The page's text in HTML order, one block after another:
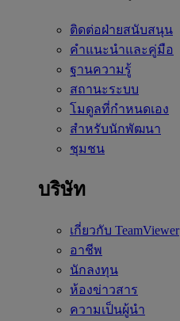
ติดต่อฝ่ายสนับสนุน
คำแนะนำและคู่มือ
ฐานความรู้
สถานะระบบ
โมดูลที่กำหนดเอง
สำหรับนักพัฒนา
ชุมชน
บริษัท
เกี่ยวกับ TeamViewer
อาชีพ
นักลงทุน
ห้องข่าวสาร
ความเป็นผู้นำ